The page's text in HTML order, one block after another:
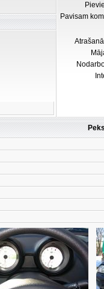
Pavisam